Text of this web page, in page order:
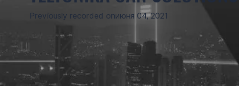
Previously recorded onиюня 04, 2021